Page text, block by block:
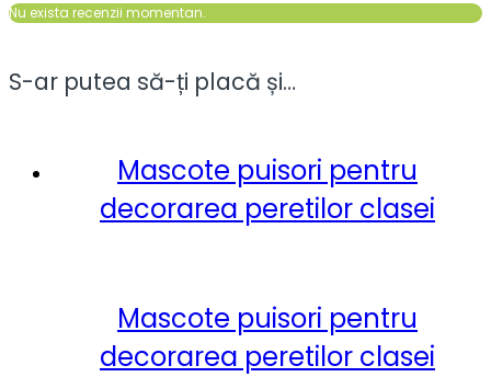
Nu exista recenzii momentan.
S-ar putea să-ți placă și…
Mascote puisori pentru
decorarea peretilor clasei
Mascote puisori pentru
decorarea peretilor clasei